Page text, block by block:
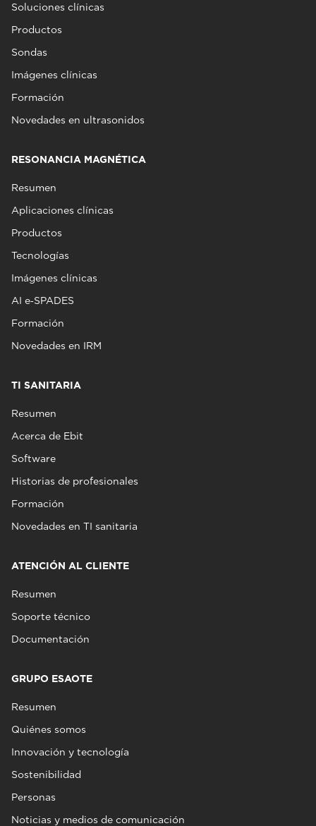
Soluciones clínicas
Productos
Sondas
Imágenes clínicas
Formación
Novedades en ultrasonidos
RESONANCIA MAGNÉTICA
Resumen
Aplicaciones clínicas
Productos
Tecnologías
Imágenes clínicas
AI e‑SPADES
Formación
Novedades en IRM
TI SANITARIA
Resumen
Acerca de Ebit
Software
Historias de profesionales
Formación
Novedades en TI sanitaria
ATENCIÓN AL CLIENTE
Resumen
Soporte técnico
Documentación
GRUPO ESAOTE
Resumen
Quiénes somos
Innovación y tecnología
Sostenibilidad
Personas
Noticias y medios de comunicación